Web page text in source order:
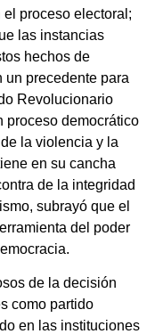
proceso electoral;
las instancias
hechos de
un precedente para
Revolucionario
proceso democrático
la violencia y la
en su cancha
de la integridad
subrayó que el
del poder
de la decisión
como partido
en las instituciones